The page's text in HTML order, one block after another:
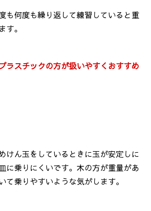
も何度も繰り返して練習していると重
す。
ラスチックの方が扱いやすくおすすめ
けん玉をしているときに玉が安定しに
に乗りにくいです。木の方が重量があ
て乗りやすいような気がします。